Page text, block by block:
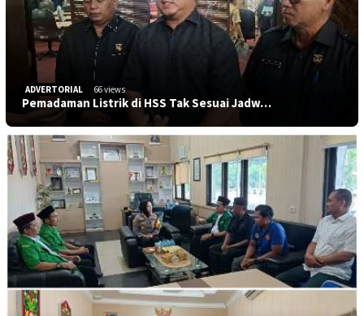
ADVERTORIAL 66 views
Pemadaman Listrik di HSS Tak Sesuai Jadw…